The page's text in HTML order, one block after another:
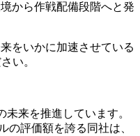
から作戦配備段階へと発
をいかに加速させている
い。
未来を推進しています。
の評価額を誇る同社は、